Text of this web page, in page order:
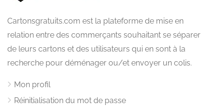
Cartonsgratuits.com est la plateforme de mise en
relation entre des commerçants souhaitant se séparer
de leurs cartons et des utilisateurs qui en sont à la
recherche pour déménager ou/et envoyer un colis.
Mon profil
Réinitialisation du mot de passe